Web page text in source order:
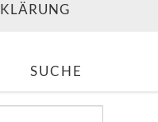
SUCHE